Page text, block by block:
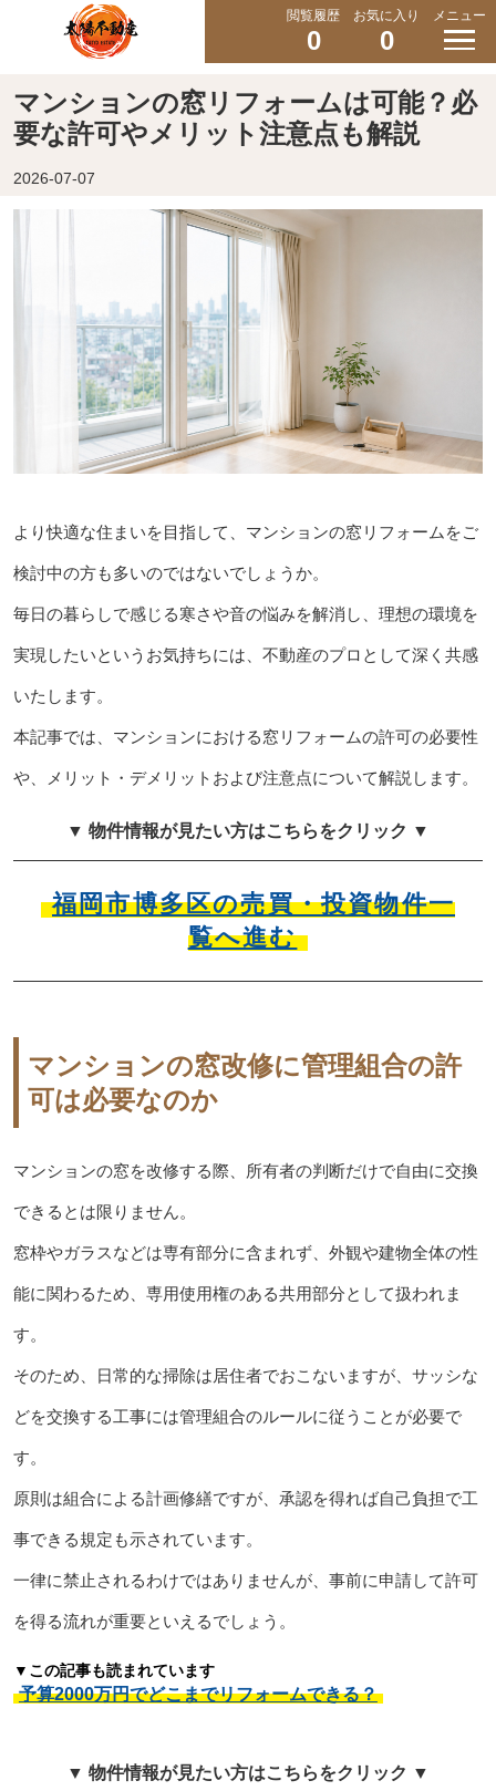
閲覧履歴
0
お気に入り
0
メニュー
マンションの窓リフォームは可能？必
要な許可やメリット注意点も解説
2026-07-07
より快適な住まいを目指して、マンションの窓リフォームをご
検討中の方も多いのではないでしょうか。
毎日の暮らしで感じる寒さや音の悩みを解消し、理想の環境を
実現したいというお気持ちには、不動産のプロとして深く共感
いたします。
本記事では、マンションにおける窓リフォームの許可の必要性
や、メリット・デメリットおよび注意点について解説します。
▼ 物件情報が見たい方はこちらをクリック ▼
福岡市博多区の売買・投資物件一
覧へ進む
マンションの窓改修に管理組合の許
可は必要なのか
マンションの窓を改修する際、所有者の判断だけで自由に交換
できるとは限りません。
窓枠やガラスなどは専有部分に含まれず、外観や建物全体の性
能に関わるため、専用使用権のある共用部分として扱われま
す。
そのため、日常的な掃除は居住者でおこないますが、サッシな
どを交換する工事には管理組合のルールに従うことが必要で
す。
原則は組合による計画修繕ですが、承認を得れば自己負担で工
事できる規定も示されています。
一律に禁止されるわけではありませんが、事前に申請して許可
を得る流れが重要といえるでしょう。
▼この記事も読まれています
予算2000万円でどこまでリフォームできる？
▼ 物件情報が見たい方はこちらをクリック ▼